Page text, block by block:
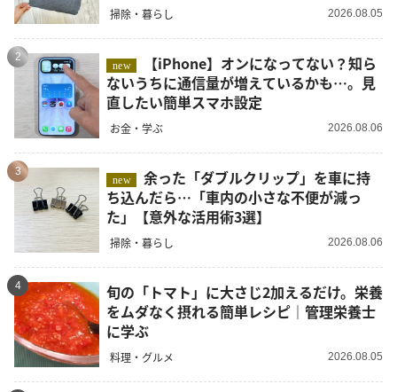
掃除・暮らし 2026.08.05
2
new
ないうちに通信量が増えているかも…。見
直したい簡単スマホ設定
お金・学ぶ 2026.08.06
3
new
余った「ダブルクリップ」を車に持
ち込んだら…「車内の小さな不便が減っ
た」【意外な活用術3選】
掃除・暮らし 2026.08.06
4
旬の「トマト」に大さじ2加えるだけ。栄養
をムダなく摂れる簡単レシピ｜管理栄養士
に学ぶ
料理・グルメ 2026.08.05